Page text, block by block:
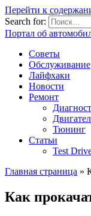
Перейти к
Search for:
Портал об
Советы
Обслуживание
Лайфхаки
Новости
Ремонт
Тюнинг
Статьи
Test
Главная страница »
Как